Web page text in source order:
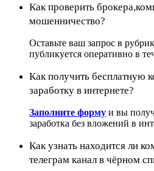
Как проверить
мошенничество?
Оставьте ваш запрос в
публикуется оперативно в
Как получить бесплатную
заработку в интернете?
Заполните форму и вы
заработка без вложений в
Как узнать находится ли
телеграм канал в чёрном